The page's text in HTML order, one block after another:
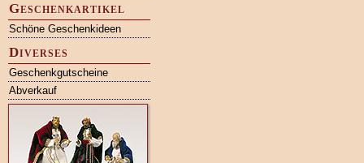
Geschenkartikel
Schöne Geschenkideen
Diverses
Geschenkgutscheine
Abverkauf